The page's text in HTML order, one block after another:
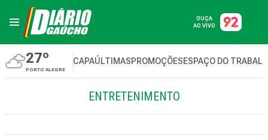
OUÇA
AO VIVO
27º
PORTO ALEGRE
CAPAÚLTIMASPROMOÇÕESESPAÇO DO
ENTRETENIMENTO